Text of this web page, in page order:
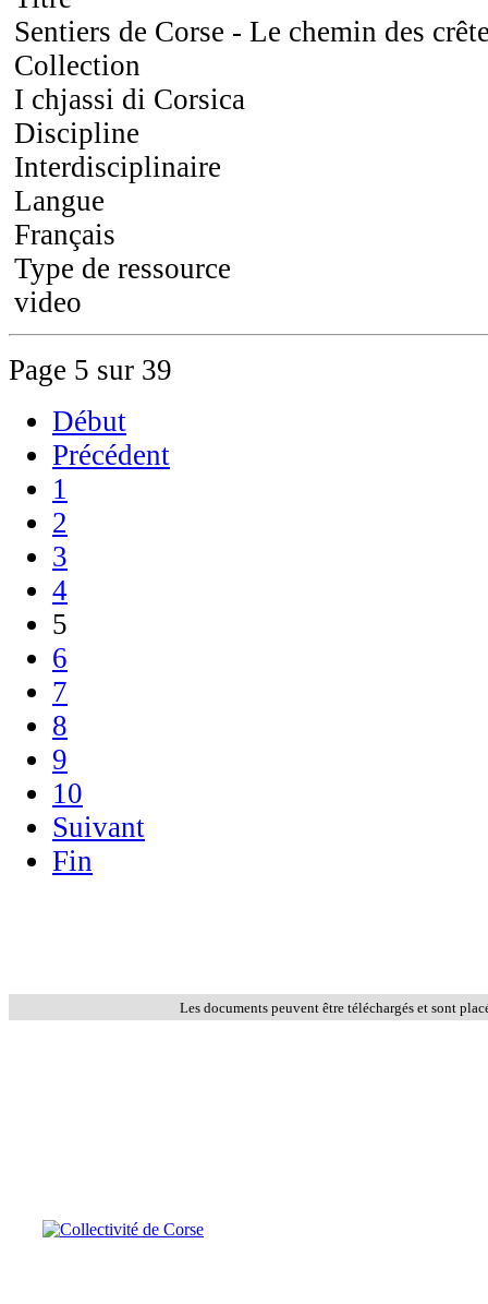
Sentiers de Corse - Le chemin des
Collection
I chjassi di Corsica
Discipline
Interdisciplinaire
Langue
Français
Type de ressource
video
Page 5 sur 39
Début
Précédent
1
2
3
4
5
6
7
8
9
10
Suivant
Fin
Les documents peuvent être téléchargés et sont